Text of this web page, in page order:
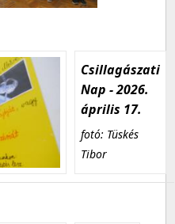
Csillagászati
Nap - 2026.
április 17.
fotó: Tüskés
Tibor